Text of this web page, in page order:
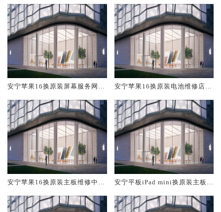
安宁苹果16换原装屏幕服务网点
安宁苹果16换原装电池维修店大
安宁苹果16换原装主板维修中心
安宁平板iPad mini换原装主板维